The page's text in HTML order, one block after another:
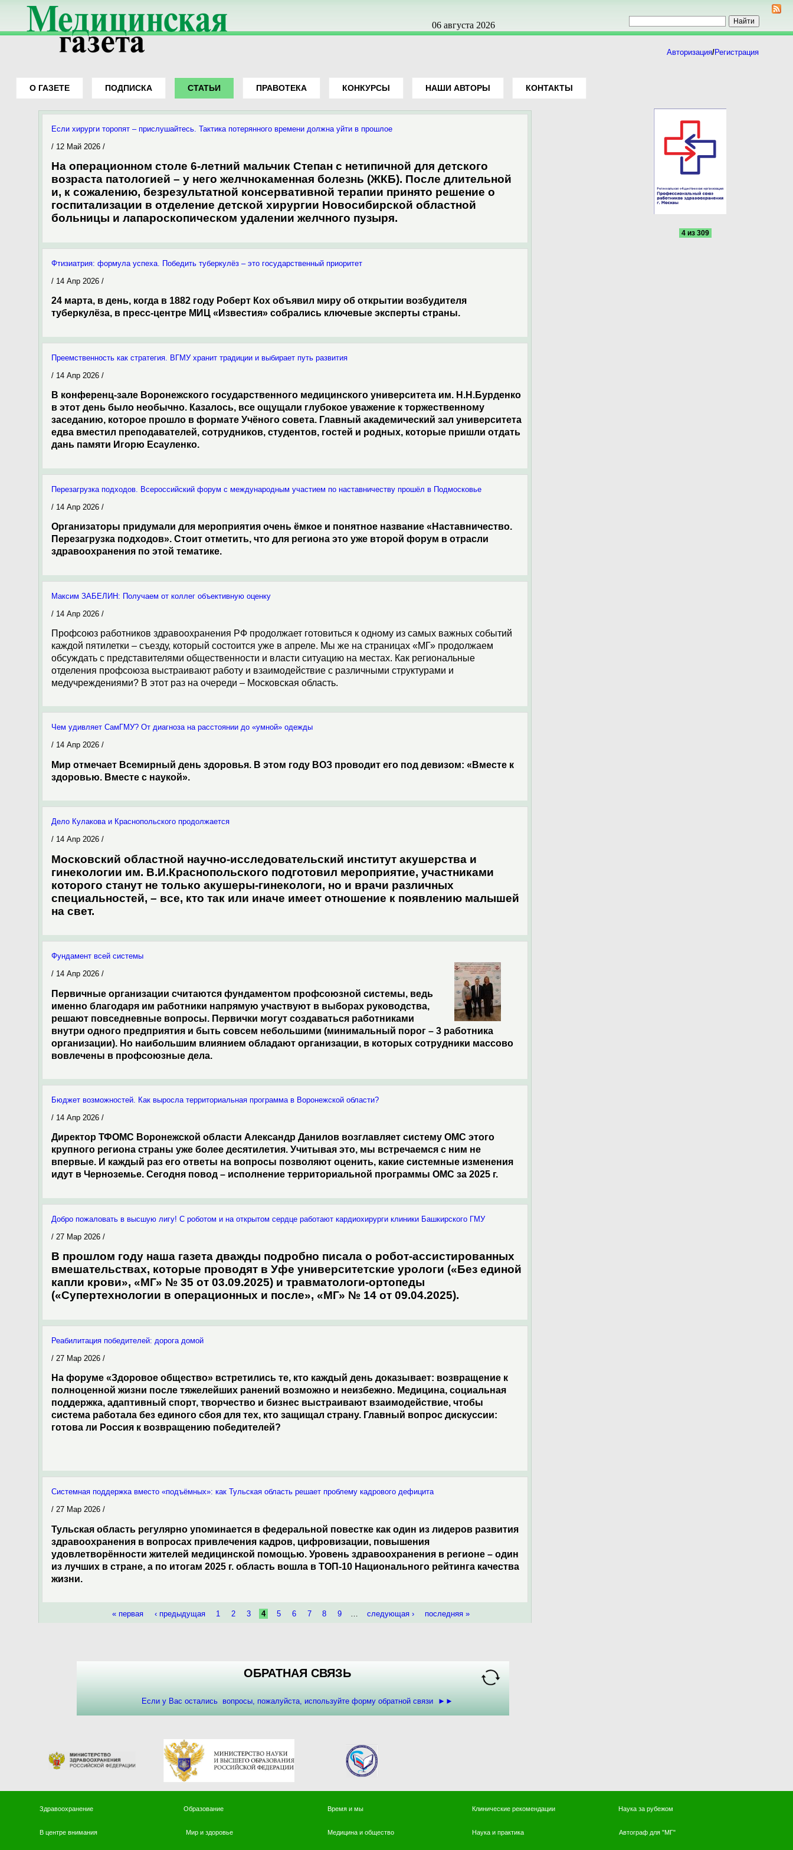
06 августа 2026
Авторизация/Регистрация
О ГАЗЕТЕ ПОДПИСКА СТАТЬИ ПРАВОТЕКА КОНКУРСЫ НАШИ АВТОРЫ КОНТАКТЫ
Если хирурги торопят – прислушайтесь. Тактика потерянного времени должна уйти в прошлое
/ 12 Май 2026 /
На операционном столе 6-летний мальчик Степан с нетипичной для детского
возраста патологией – у него желчнокаменная болезнь (ЖКБ). После длительной
и, к сожалению, безрезультатной консервативной терапии принято решение о
госпитализации в отделение детской хирургии Новосибирской областной
больницы и лапароскопическом удалении желчного пузыря.
Фтизиатрия: формула успеха. Победить туберкулёз – это государственный приоритет
/ 14 Апр 2026 /
24 марта, в день, когда в 1882 году Роберт Кох объявил миру об открытии возбудителя
туберкулёза, в пресс-центре МИЦ «Известия» собрались ключевые эксперты страны.
Преемственность как стратегия. ВГМУ хранит традиции и выбирает путь развития
/ 14 Апр 2026 /
В конференц-зале Воронежского государственного медицинского университета им. Н.Н.Бурденко
в этот день было необычно. Казалось, все ощущали глубокое уважение к торжественному
заседанию, которое прошло в формате Учёного совета. Главный академический зал университета
едва вместил преподавателей, сотрудников, студентов, гостей и родных, которые пришли отдать
дань памяти Игорю Есауленко.
Перезагрузка подходов. Всероссийский форум с международным участием по наставничеству прошёл в Подмосковье
/ 14 Апр 2026 /
Организаторы придумали для мероприятия очень ёмкое и понятное название «Наставничество.
Перезагрузка подходов». Стоит отметить, что для региона это уже второй форум в отрасли
здравоохранения по этой тематике.
Максим ЗАБЕЛИН: Получаем от коллег объективную оценку
/ 14 Апр 2026 /
Профсоюз работников здравоохранения РФ продолжает готовиться к одному из самых важных событий
каждой пятилетки – съезду, который состоится уже в апреле. Мы же на страницах «МГ» продолжаем
обсуждать с представителями общественности и власти ситуацию на местах. Как региональные
отделения профсоюза выстраивают работу и взаимодействие с различными структурами и
медучреждениями? В этот раз на очереди – Московская область.
Чем удивляет СамГМУ? От диагноза на расстоянии до «умной» одежды
/ 14 Апр 2026 /
Мир отмечает Всемирный день здоровья. В этом году ВОЗ проводит его под девизом: «Вместе к
здоровью. Вместе с наукой».
Дело Кулакова и Краснопольского продолжается
/ 14 Апр 2026 /
Московский областной научно-исследовательский институт акушерства и
гинекологии им. В.И.Краснопольского подготовил мероприятие, участниками
которого станут не только акушеры-гинекологи, но и врачи различных
специальностей, – все, кто так или иначе имеет отношение к появлению малышей
на свет.
Фундамент всей системы
/ 14 Апр 2026 /
Первичные организации считаются фундаментом профсоюзной системы, ведь
именно благодаря им работники напрямую участвуют в выборах руководства,
решают повседневные вопросы. Первички могут создаваться работниками
внутри одного предприятия и быть совсем небольшими (минимальный порог – 3 работника
организации). Но наибольшим влиянием обладают организации, в которых сотрудники массово
вовлечены в профсоюзные дела.
Бюджет возможностей. Как выросла территориальная программа в Воронежской области?
/ 14 Апр 2026 /
Директор ТФОМС Воронежской области Александр Данилов возглавляет систему ОМС этого
крупного региона страны уже более десятилетия. Учитывая это, мы встречаемся с ним не
впервые. И каждый раз его ответы на вопросы позволяют оценить, какие системные изменения
идут в Черноземье. Сегодня повод – исполнение территориальной программы ОМС за 2025 г.
Добро пожаловать в высшую лигу! С роботом и на открытом сердце работают кардиохирурги клиники Башкирского ГМУ
/ 27 Мар 2026 /
В прошлом году наша газета дважды подробно писала о робот-ассистированных
вмешательствах, которые проводят в Уфе университетские урологи («Без единой
капли крови», «МГ» № 35 от 03.09.2025) и травматологи-ортопеды
(«Супертехнологии в операционных и после», «МГ» № 14 от 09.04.2025).
Реабилитация победителей: дорога домой
/ 27 Мар 2026 /
На форуме «Здоровое общество» встретились те, кто каждый день доказывает: возвращение к
полноценной жизни после тяжелейших ранений возможно и неизбежно. Медицина, социальная
поддержка, адаптивный спорт, творчество и бизнес выстраивают взаимодействие, чтобы
система работала без единого сбоя для тех, кто защищал страну. Главный вопрос дискуссии:
готова ли Россия к возвращению победителей?
Системная поддержка вместо «подъёмных»: как Тульская область решает проблему кадрового дефицита
/ 27 Мар 2026 /
Тульская область регулярно упоминается в федеральной повестке как один из лидеров развития
здравоохранения в вопросах привлечения кадров, цифровизации, повышения
удовлетворённости жителей медицинской помощью. Уровень здравоохранения в регионе – один
из лучших в стране, а по итогам 2025 г. область вошла в ТОП-10 Национального рейтинга качества
жизни.
« первая ‹ предыдущая 1 2 3 4 5 6 7 8 9 следующая › последняя »
ОБРАТНАЯ СВЯЗЬ
Если у Вас остались вопросы, пожалуйста, используйте форму обратной связи ►►
4 из 309
Здравоохранение Образование Время и мы Клинические рекомендации Наука за рубежом
В центре внимания Мир и здоровье Медицина и общество Наука и практика Автограф для "МГ"